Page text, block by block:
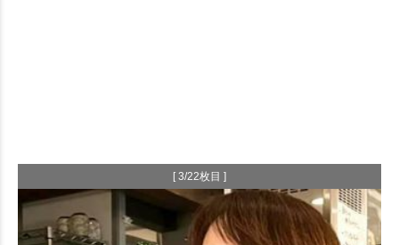
[ 3/22枚目 ]